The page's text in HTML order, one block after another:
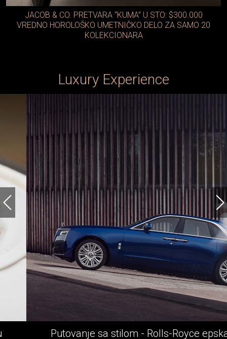
JACOB & CO. PRETVARA “KUMA” U STO: $300.000
VREDNO HOROLOŠKO UMETNIČKO DELO ZA SAMO 20
KOLEKCIONARA
Luxury Experience
Putovanje sa stilom - Rolls-Royce epska